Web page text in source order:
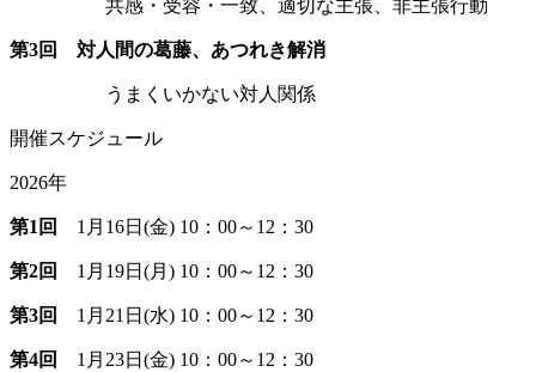
共感・受容・一致、適切な主張、非主張行動
第3回 対人間の葛藤、あつれき解消
うまくいかない対人関係
開催スケジュール
2026年
第1回 1月16日(金) 10：00～12：30
第2回 1月19日(月) 10：00～12：30
第3回 1月21日(水) 10：00～12：30
第4回 1月23日(金) 10：00～12：30